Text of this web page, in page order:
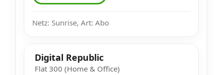
Netz: Sunrise, Art: Abo
Digital Republic
Flat 300 (Home & Office)